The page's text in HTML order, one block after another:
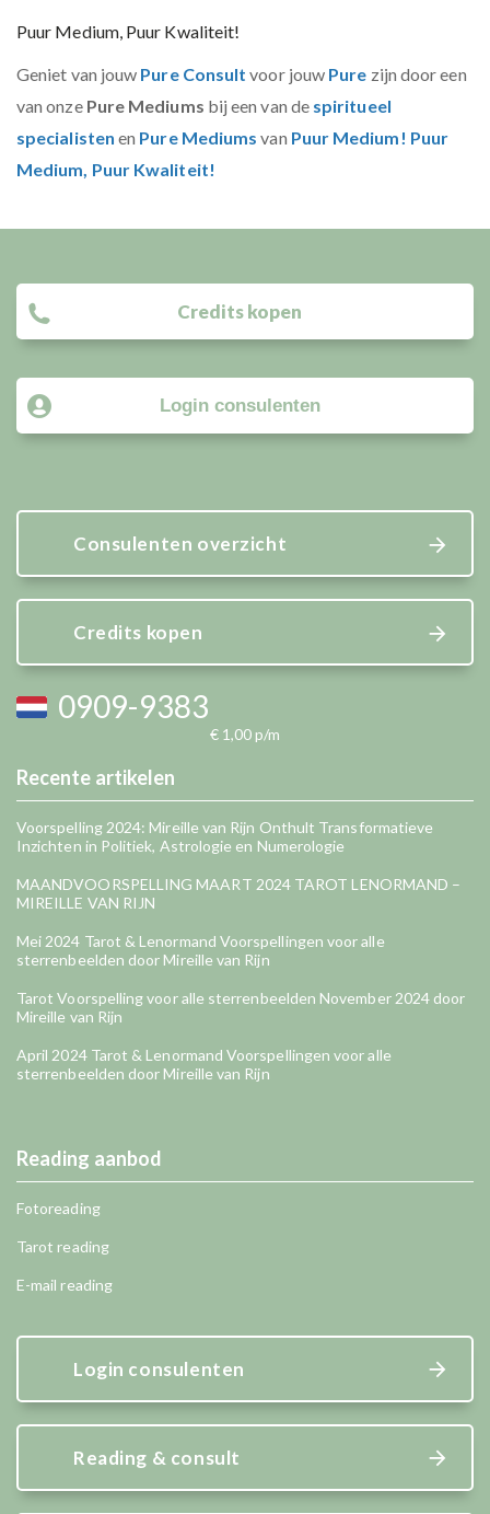
Puur Medium, Puur Kwaliteit!
Geniet van jouw Pure Consult voor jouw Pure zijn door een
van onze Pure Mediums bij een van de spiritueel
specialisten en Pure Mediums van Puur Medium! Puur
Medium, Puur Kwaliteit!
Credits kopen
Login consulenten
Consulenten overzicht
Credits kopen
0909-9383
€ 1,00 p/m
Recente artikelen
Voorspelling 2024: Mireille van Rijn Onthult Transformatieve
Inzichten in Politiek, Astrologie en Numerologie
MAANDVOORSPELLING MAART 2024 TAROT LENORMAND –
MIREILLE VAN RIJN
Mei 2024 Tarot & Lenormand Voorspellingen voor alle
sterrenbeelden door Mireille van Rijn
Tarot Voorspelling voor alle sterrenbeelden November 2024 door
Mireille van Rijn
April 2024 Tarot & Lenormand Voorspellingen voor alle
sterrenbeelden door Mireille van Rijn
Reading aanbod
Fotoreading
Tarot reading
E-mail reading
Login consulenten
Reading & consult